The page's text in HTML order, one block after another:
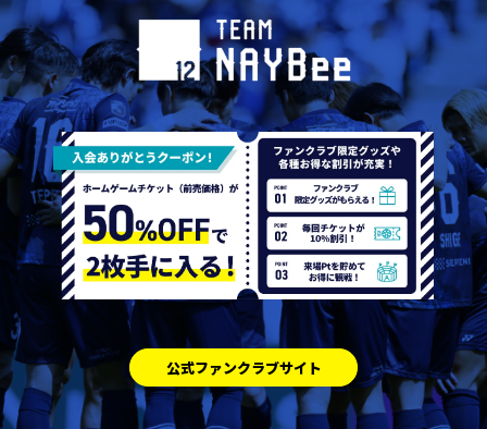
公式ファンクラブサイト